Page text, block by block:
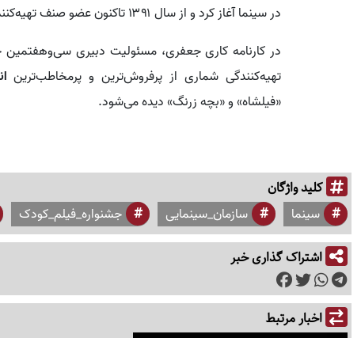
در سینما آغاز کرد و از سال ۱۳۹۱ تاکنون عضو صنف تهیه‌کنندگان سینمای ایران و خانه سینماست.
در کارنامه کاری جعفری، مسئولیت دبیری سی‌وهفتمین
تهیه‌کنندگی شماری از پرفروش‌ترین و پرمخاطب‌ترین
«فیلشاه» و «بچه زرنگ» دیده می‌شود.
کلید واژگان
سینما سازمان_سینمایی جشنواره_فیلم_کودک
اشتراک گذاری خبر
اخبار مرتبط